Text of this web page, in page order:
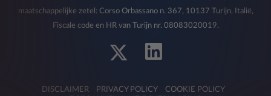
maatschappelijke zetel: Corso Orbassano n. 367, 10137 Turijn, Italië,
Fiscale code en HR van Turijn nr. 08083020019.
DISCLAIMER PRIVACY POLICY
COOKIE POLICY